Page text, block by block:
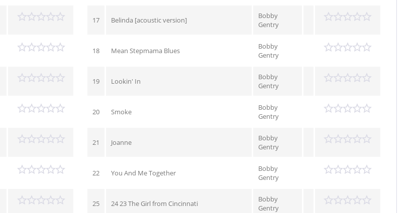
17 Belinda [acoustic version]
Bobby
Gentry
18 Mean Stepmama Blues
Bobby
Gentry
19 Lookin' In
Bobby
Gentry
20 Smoke
Bobby
Gentry
21 Joanne
Bobby
Gentry
22 You And Me Together
Bobby
Gentry
25 24 23 The Girl from Cincinnati
Bobby
Gentry